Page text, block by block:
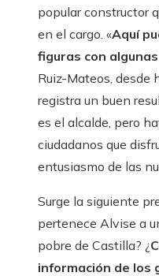
popular constructor
en el cargo. «Aquí
figuras con
Ruiz-Mateos, desde
registra un buen
es el alcalde, pero
ciudadanos que
entusiasmo de las
Surge la siguiente
pertenece Alvise a
pobre de Castilla? ¿
información de los